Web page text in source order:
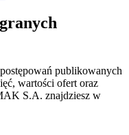
publikowanych
wartości ofert oraz
S.A. znajdziesz w